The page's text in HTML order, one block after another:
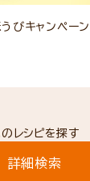
びキャンペーン
レシピを探す
詳細検索